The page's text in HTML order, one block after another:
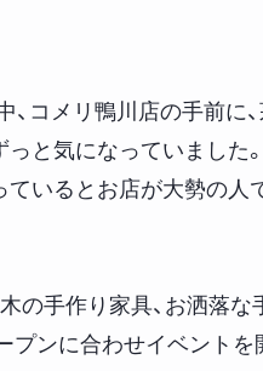
コメリ鴨川店の手前に
と気になっていました。
いるとお店が大勢の人
の手作り家具、お洒落な
プンに合わせイベント